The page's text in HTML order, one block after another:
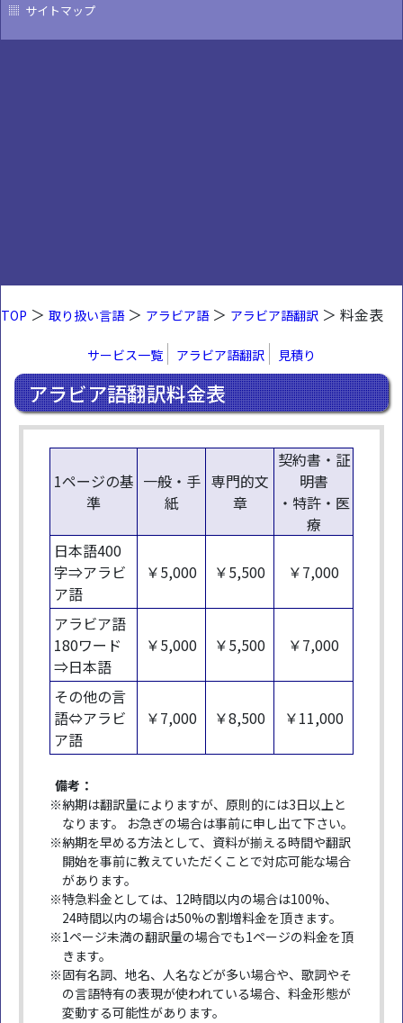
TOP ＞ 取り扱い言語＞ アラビア語＞ アラビア語翻訳 ＞ 料金表
サービス一覧 アラビア語翻訳 見積り
アラビア語翻訳料金表
1ページの基
準
一般・手
紙
専門的文
章
契約書・証
明書
・特許・医
療
日本語400
字⇒アラビ
ア語
￥5,000 ￥5,500 ￥7,000
アラビア語
180ワード
⇒日本語
￥5,000 ￥5,500 ￥7,000
その他の言
語⇔アラビ
ア語
￥7,000 ￥8,500 ￥11,000